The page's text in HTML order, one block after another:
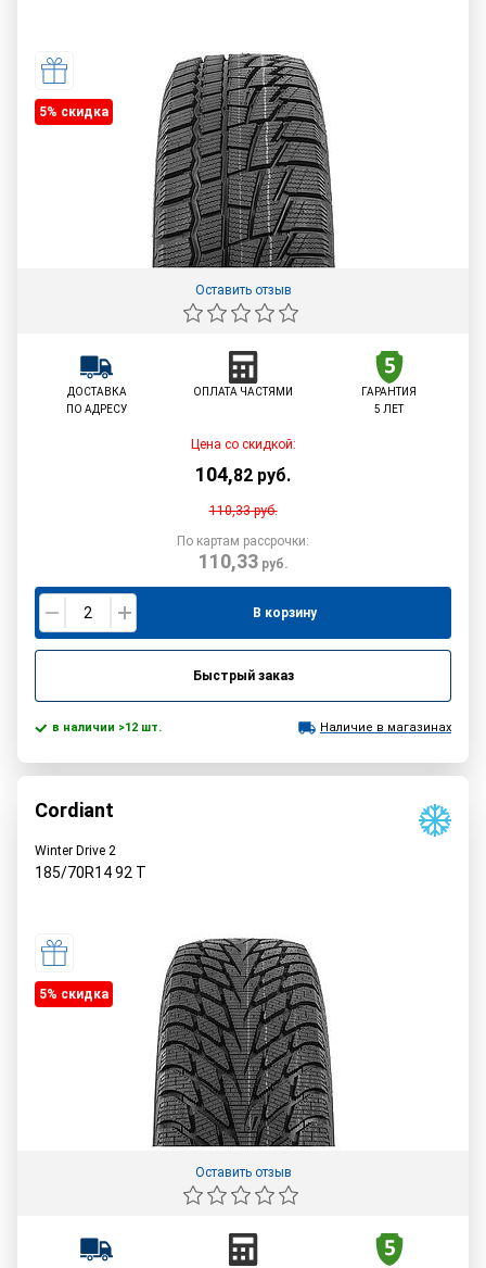
5% cкидка
Оставить отзыв
ДОСТАВКА
ПО АДРЕСУ
ОПЛАТА ЧАСТЯМИ
ГАРАНТИЯ
5 ЛЕТ
Цена со скидкой:
104,82 руб.
110,33руб.
По картам рассрочки:
110,33руб.
В корзину
Быстрый заказ
в наличии >12 шт. Наличие в магазинах
Cordiant
Winter Drive 2
185/70R1492 T
5% cкидка
Оставить отзыв